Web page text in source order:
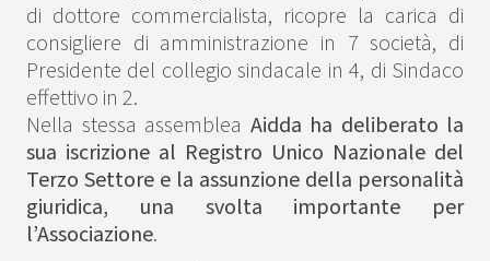
di dottore commercialista, ricopre la carica di
consigliere di amministrazione in 7 società, di
Presidente del collegio sindacale in 4, di Sindaco
effettivo in 2.
Nella stessa assemblea Aidda ha deliberato la
sua iscrizione al Registro Unico Nazionale del
Terzo Settore e la assunzione della personalità
giuridica, una svolta importante per
l’Associazione.